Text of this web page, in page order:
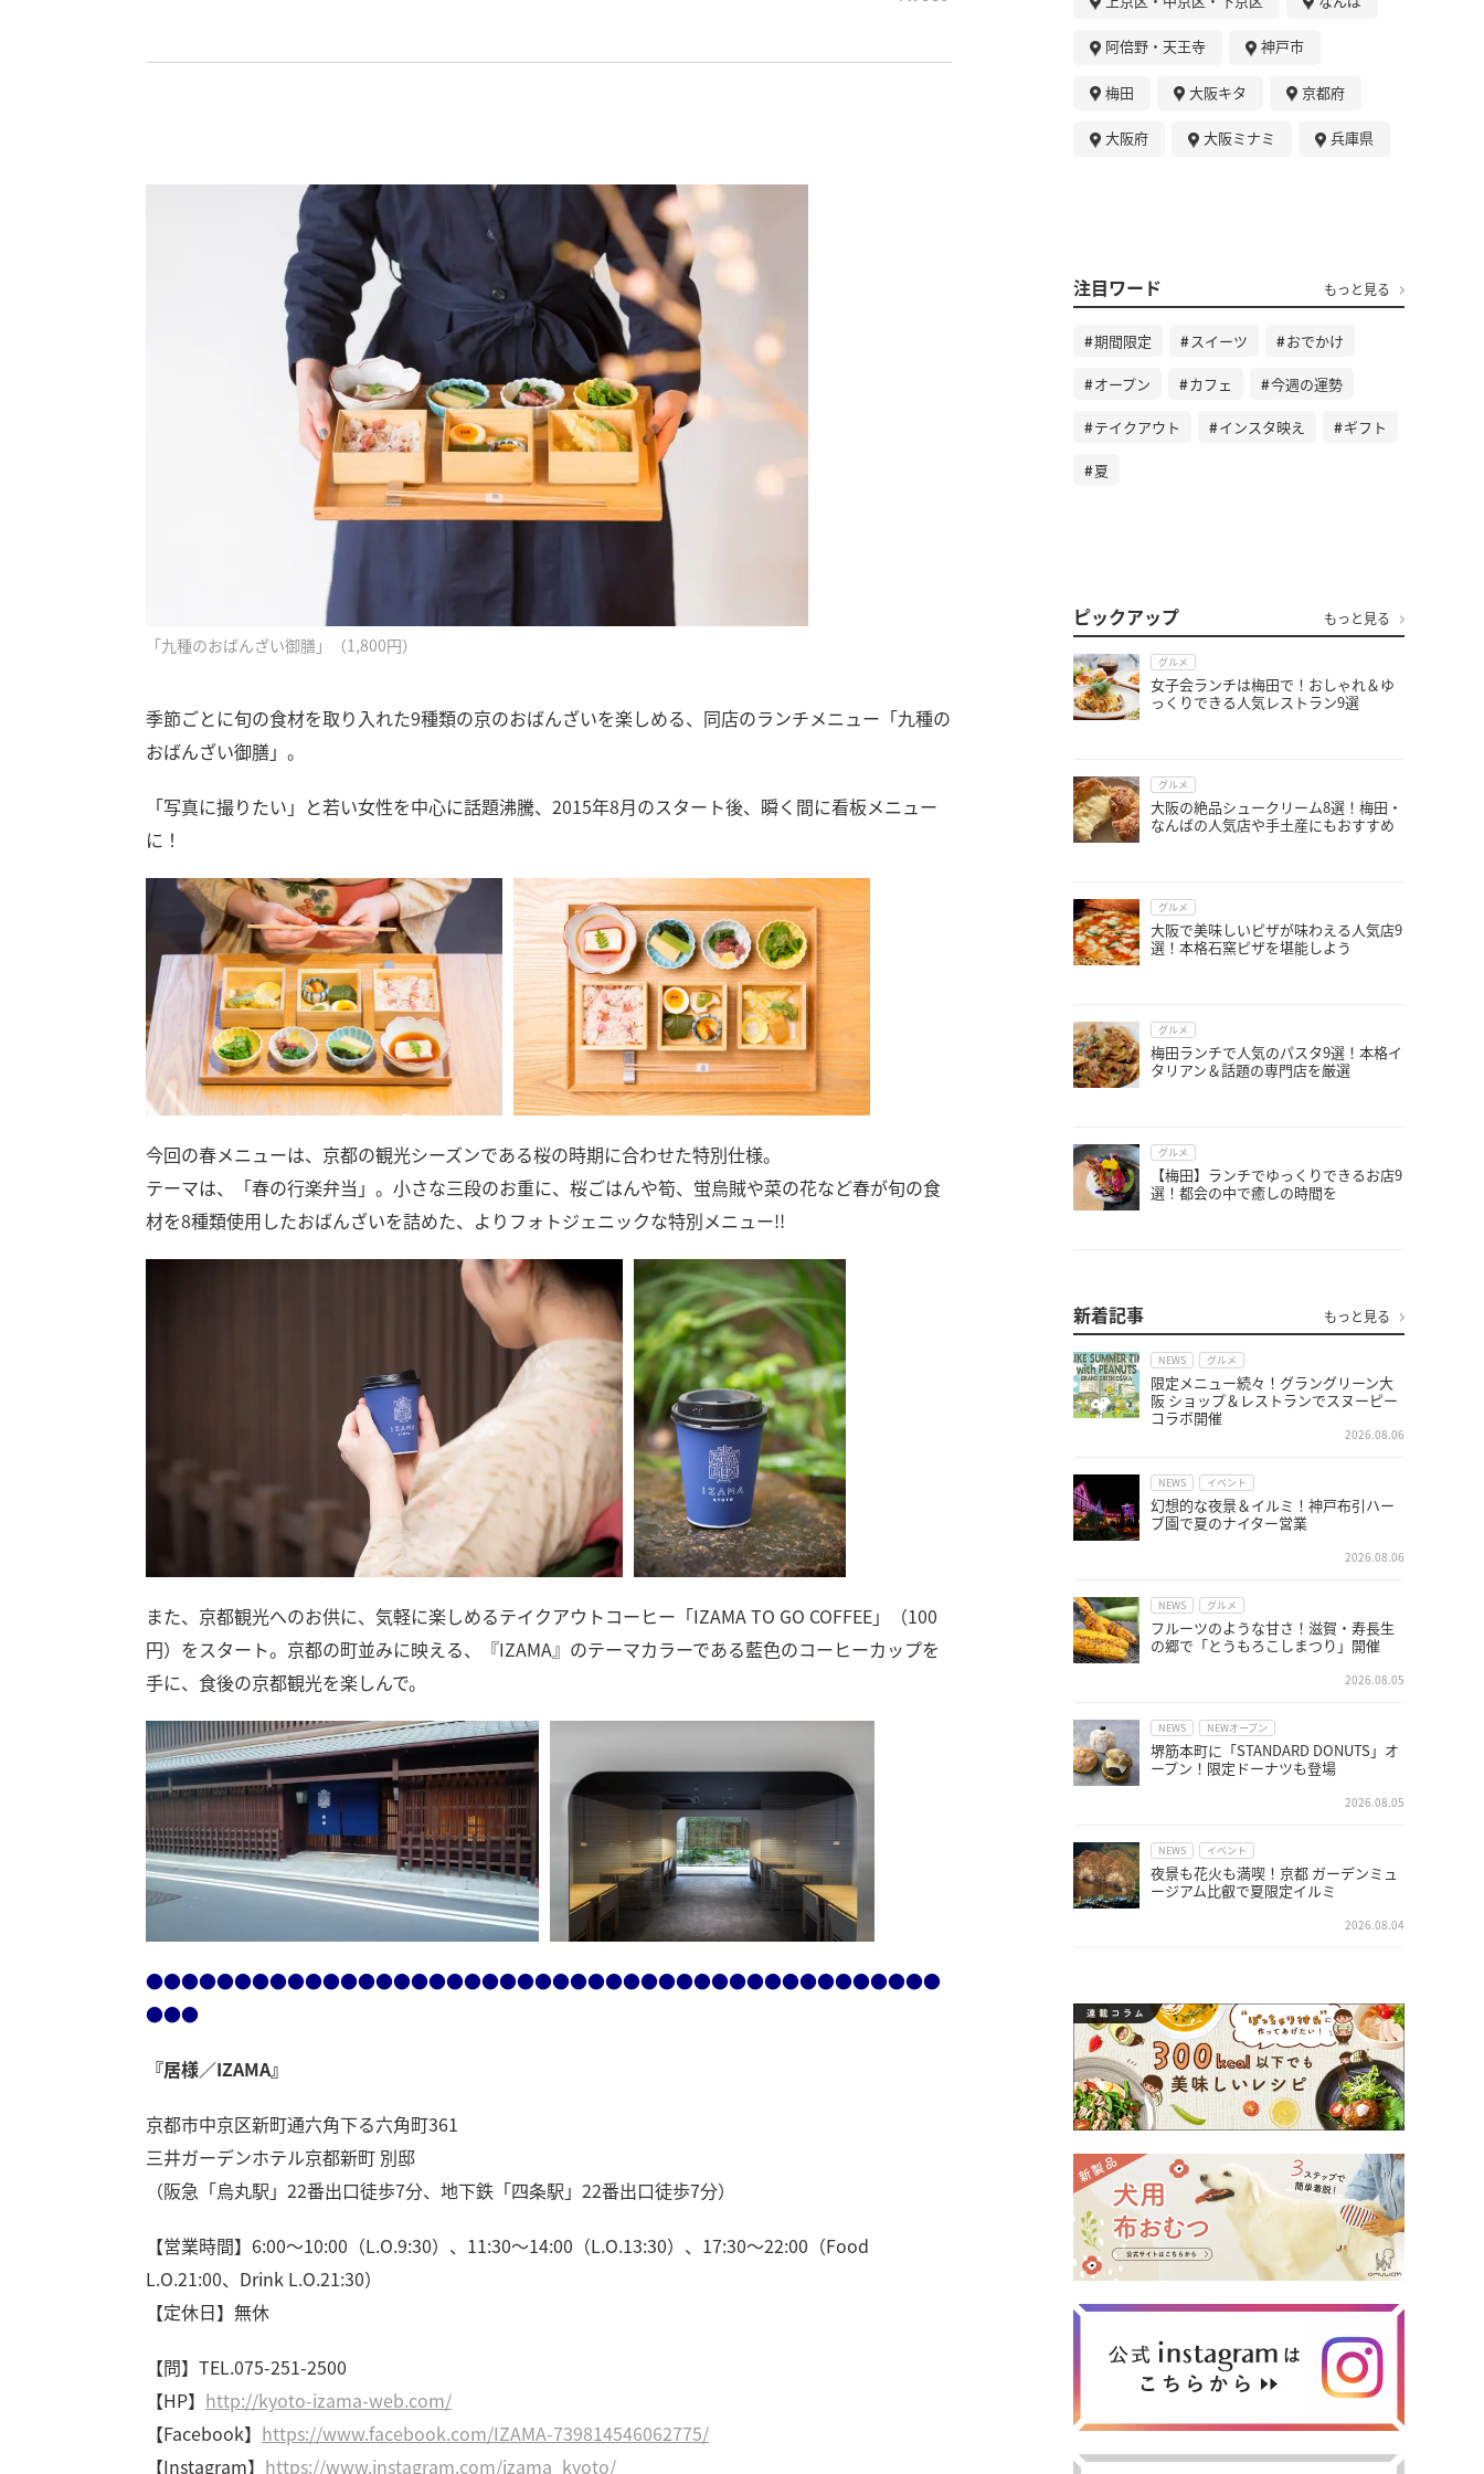
「九種のおばんざい御膳」（1,800円）
季節ごとに旬の食材を取り入れた9種類の京のおばんざいを楽しめる、同店のランチメニュー「九種の
おばんざい御膳」。
「写真に撮りたい」と若い女性を中心に話題沸騰、2015年8月のスタート後、瞬く間に看板メニュー
に！
今回の春メニューは、京都の観光シーズンである桜の時期に合わせた特別仕様。
テーマは、「春の行楽弁当」。小さな三段のお重に、桜ごはんや筍、蛍烏賊や菜の花など春が旬の食
材を8種類使用したおばんざいを詰めた、よりフォトジェニックな特別メニュー!!
また、京都観光へのお供に、気軽に楽しめるテイクアウトコーヒー「IZAMA TO GO COFFEE」（100
円）をスタート。京都の町並みに映える、『IZAMA』のテーマカラーである藍色のコーヒーカップを
手に、食後の京都観光を楽しんで。
●●●●●●●●●●●●●●●●●●●●●●●●●●●●●●●●●●●●●●●●●●●●●
●●●
『居様／IZAMA』
京都市中京区新町通六角下る六角町361
三井ガーデンホテル京都新町 別邸
（阪急「烏丸駅」22番出口徒歩7分、地下鉄「四条駅」22番出口徒歩7分）
【営業時間】6:00～10:00（L.O.9:30）、11:30～14:00（L.O.13:30）、17:30～22:00（Food
L.O.21:00、Drink L.O.21:30）
【定休日】無休
【問】TEL.075-251-2500
【HP】 http://kyoto-izama-web.com/
【Facebook】 https://www.facebook.com/IZAMA-739814546062775/
【Instagram】 https://www.instagram.com/izama_kyoto/
阿倍野・天王寺 神戸市
梅田 大阪キタ 京都府
大阪府 大阪ミナミ 兵庫県
注目ワード もっと見る
期間限定 スイーツ おでかけ
オープン カフェ 今週の運勢
テイクアウト インスタ映え ギフト
夏
ピックアップ もっと見る
グルメ
女子会ランチは梅田で！おしゃれ＆ゆ
っくりできる人気レストラン9選
グルメ
大阪の絶品シュークリーム8選！梅田・
なんばの人気店や手土産にもおすすめ
グルメ
大阪で美味しいピザが味わえる人気店9
選！本格石窯ピザを堪能しよう
グルメ
梅田ランチで人気のパスタ9選！本格イ
タリアン＆話題の専門店を厳選
グルメ
【梅田】ランチでゆっくりできるお店9
選！都会の中で癒しの時間を
新着記事 もっと見る
NEWS グルメ
限定メニュー続々！グラングリーン大
阪 ショップ＆レストランでスヌーピー
コラボ開催
2026.08.06
NEWS イベント
幻想的な夜景＆イルミ！神戸布引ハー
ブ園で夏のナイター営業
2026.08.06
NEWS グルメ
フルーツのような甘さ！滋賀・寿長生
の郷で「とうもろこしまつり」開催
2026.08.05
NEWS NEWオープン
堺筋本町に「STANDARD DONUTS」オ
ープン！限定ドーナツも登場
2026.08.05
NEWS イベント
夜景も花火も満喫！京都 ガーデンミュ
ージアム比叡で夏限定イルミ
2026.08.04